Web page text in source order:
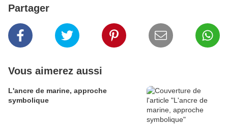
Partager
Vous aimerez aussi
L'ancre de marine, approche
symbolique